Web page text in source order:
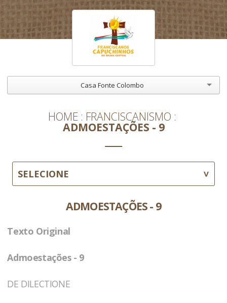
Casa Fonte Colombo
HOME FRANCISCANISMO
ADMOESTAÇÕES - 9
SELECIONE
ADMOESTAÇÕES - 9
Texto Original
Admoestações - 9
DE DILECTIONE